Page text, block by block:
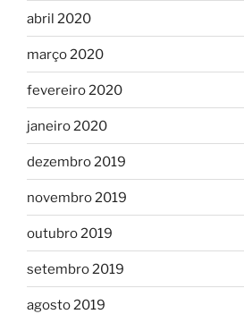
abril 2020
março 2020
fevereiro 2020
janeiro 2020
dezembro 2019
novembro 2019
outubro 2019
setembro 2019
agosto 2019